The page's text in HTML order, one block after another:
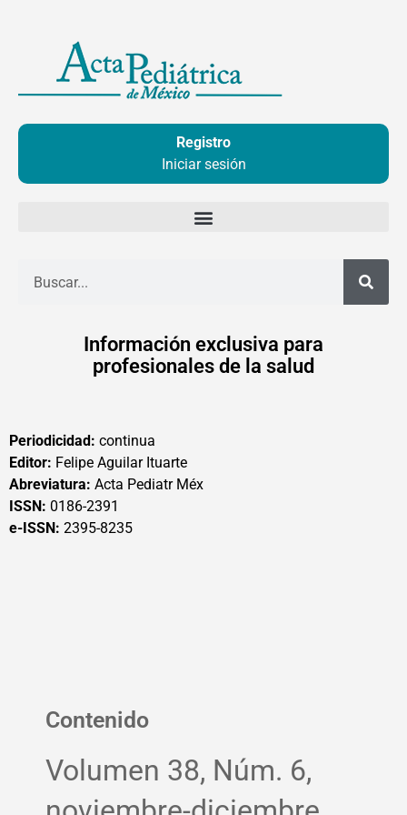
contenido
Registro
Iniciar sesión
Información exclusiva para
profesionales de la salud
Periodicidad: continua
Editor: Felipe Aguilar Ituarte
Abreviatura: Acta Pediatr Méx
ISSN: 0186-2391
e-ISSN: 2395-8235
Contenido
Volumen 38, Núm. 6,